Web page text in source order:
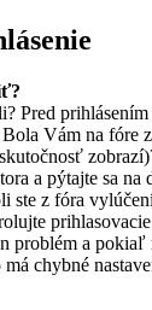
Pred prihlásením
Vám na fóre
a pýtajte sa na
ste z fóra
prihlasovacie
problém a pokiaľ
chybné